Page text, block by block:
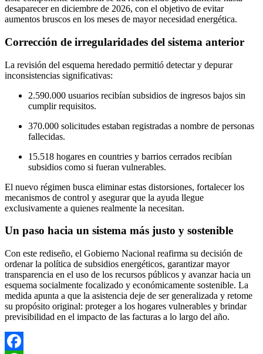
desaparecer en diciembre de 2026, con el objetivo de evitar
aumentos bruscos en los meses de mayor necesidad energética.
Corrección de irregularidades del sistema anterior
La revisión del esquema heredado permitió detectar y depurar
inconsistencias significativas:
2.590.000 usuarios recibían subsidios de ingresos bajos sin
cumplir requisitos.
370.000 solicitudes estaban registradas a nombre de personas
fallecidas.
15.518 hogares en countries y barrios cerrados recibían
subsidios como si fueran vulnerables.
El nuevo régimen busca eliminar estas distorsiones, fortalecer los
mecanismos de control y asegurar que la ayuda llegue
exclusivamente a quienes realmente la necesitan.
Un paso hacia un sistema más justo y sostenible
Con este rediseño, el Gobierno Nacional reafirma su decisión de
ordenar la política de subsidios energéticos, garantizar mayor
transparencia en el uso de los recursos públicos y avanzar hacia un
esquema socialmente focalizado y económicamente sostenible. La
medida apunta a que la asistencia deje de ser generalizada y retome
su propósito original: proteger a los hogares vulnerables y brindar
previsibilidad en el impacto de las facturas a lo largo del año.